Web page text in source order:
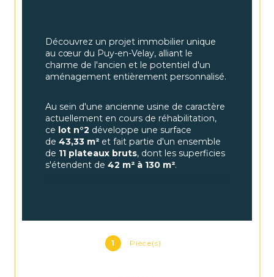
1 Pièce(s)
Découvrez un projet immobilier unique
au cœur du Puy-en-Velay, alliant le
charme de l'ancien et le potentiel d'un
aménagement entièrement personnalisé.
Au sein d'une ancienne usine de caractère
actuellement en cours de réhabilitation,
ce lot n°2 développe une surface
de 43,33 m² et fait partie d'un ensemble
de 11 plateaux bruts, dont les superficies
s'étendent de 42 m² à 130 m².
de beaux volumes, une généreuse
ouvertures qui baignent chaque espace
d'une lumière naturelle exceptionnelle.